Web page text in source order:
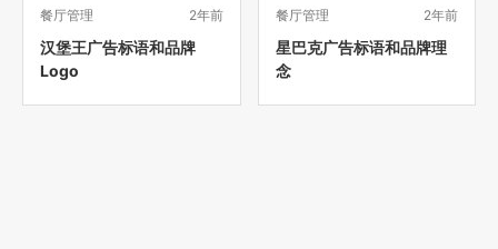
餐厅管理 2年前
汉堡王广告标语和品牌
Logo
餐厅管理 2年前
星巴克广告标语和品牌理
念